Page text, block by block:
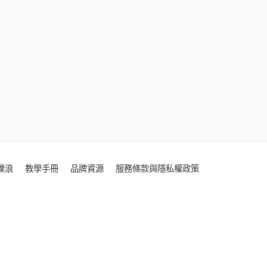
浪 教學手冊 品牌資源 服務條款與隱私權政策